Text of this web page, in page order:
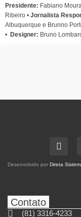
Presidente: Fabiano
Ribeiro • Jornalista
Albuquerque e Brunno
• Designer: Bruno
Desenvolvido por Direta
Contato
(81) 3316-4233